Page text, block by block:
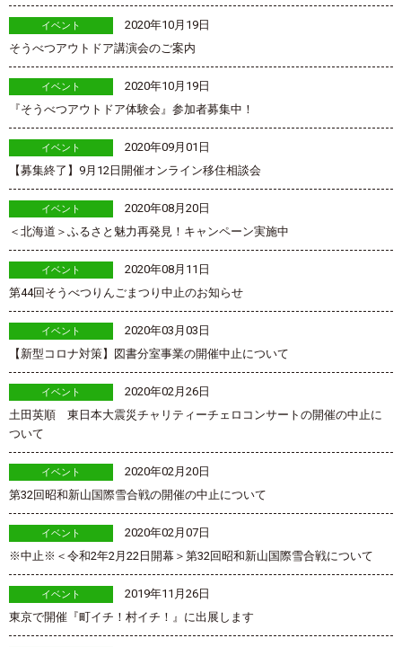
イベント
2020年10月19日
そうべつアウトドア講演会のご案内
イベント
2020年10月19日
『そうべつアウトドア体験会』参加者募集中！
イベント
2020年09月01日
【募集終了】9月12日開催オンライン移住相談会
イベント
2020年08月20日
＜北海道＞ふるさと魅力再発見！キャンペーン実施中
イベント
2020年08月11日
第44回そうべつりんごまつり中止のお知らせ
イベント
2020年03月03日
【新型コロナ対策】図書分室事業の開催中止について
イベント
2020年02月26日
土田英順 東日本大震災チャリティーチェロコンサートの開催の中止に
ついて
イベント
2020年02月20日
第32回昭和新山国際雪合戦の開催の中止について
イベント
2020年02月07日
※中止※＜令和2年2月22日開幕＞第32回昭和新山国際雪合戦について
イベント
2019年11月26日
東京で開催『町イチ！村イチ！』に出展します